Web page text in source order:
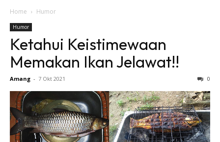
Home Humor
Humor
Ketahui Keistimewaan
Memakan Ikan Jelawat!!
Amang - 7 Okt 2021 0